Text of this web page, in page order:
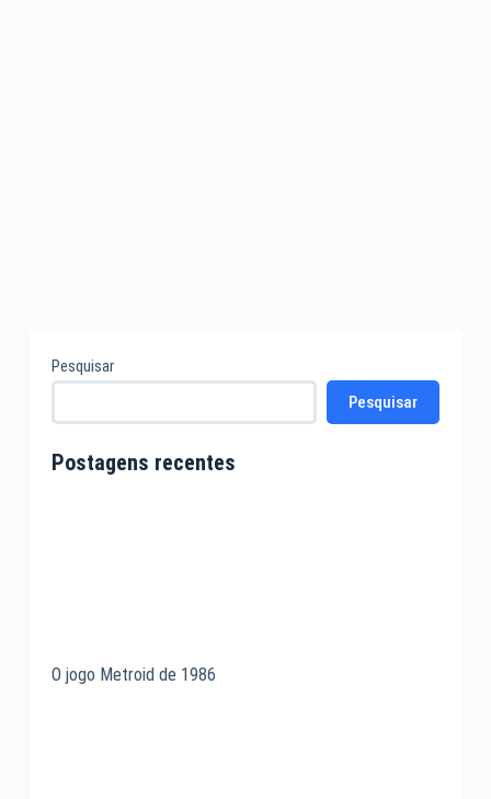
Pesquisar
Pesquisar
Postagens recentes
O jogo Metroid de 1986